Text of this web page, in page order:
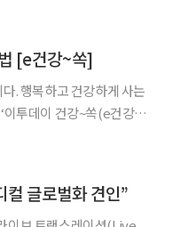
[e건강~쏙]
. 행복하고 건강하게 사는
이투데이 건강~쏙(e건강~
글로벌화 견인”